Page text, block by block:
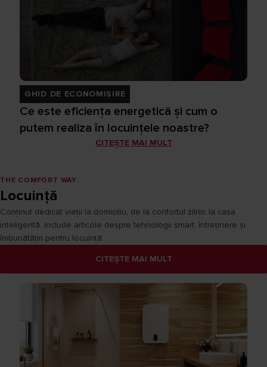
GHID DE ECONOMISIRE
Ce este eficienţa energetică şi cum o
putem realiza în locuinţele noastre?
CITEȘTE MAI MULT
THE COMFORT WAY
Locuință
Conținut dedicat vieții la domiciliu, de la confortul zilnic la casa
inteligentă. Include articole despre tehnologii smart, întreținere și
îmbunătățiri pentru locuință.
CITEȘTE MAI MULT